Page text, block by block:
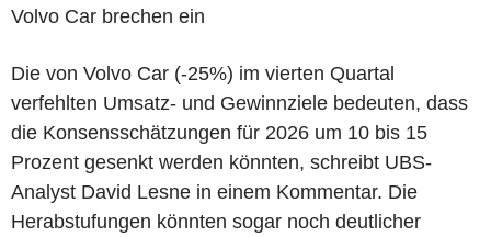
Volvo Car brechen ein
Die von Volvo Car (-25%) im vierten Quartal
verfehlten Umsatz- und Gewinnziele bedeuten, dass
die Konsensschätzungen für 2026 um 10 bis 15
Prozent gesenkt werden könnten, schreibt UBS-
Analyst David Lesne in einem Kommentar. Die
Herabstufungen könnten sogar noch deutlicher